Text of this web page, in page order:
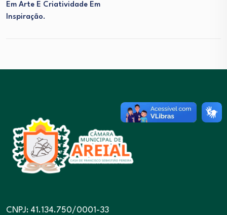
Em Arte E Criatividade Em
Inspiração.
CNPJ: 41.134.750/0001-33